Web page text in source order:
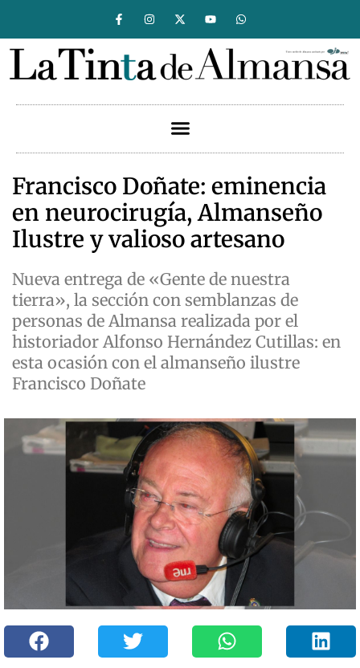
Francisco Doñate: eminencia
en neurocirugía, Almanseño
Ilustre y valioso artesano
Nueva entrega de «Gente de nuestra
tierra», la sección con semblanzas de
personas de Almansa realizada por el
historiador Alfonso Hernández Cutillas: en
esta ocasión con el almanseño ilustre
Francisco Doñate